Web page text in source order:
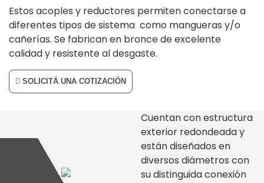
Estos acoples y reductores permiten conectarse a
diferentes tipos de sistema como mangueras y/o
cañerías. Se fabrican en bronce de excelente
calidad y resistente al desgaste.
SOLICITÁ UNA COTIZACIÓN
Cuentan con estructura
exterior redondeada y
están diseñados en
diversos diámetros con
su distinguida conexión